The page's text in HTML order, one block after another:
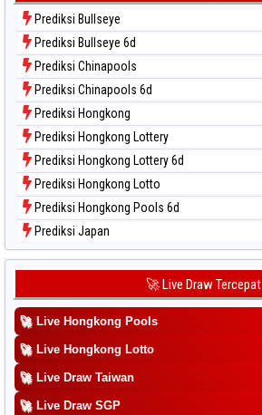
Data Togel Sydney Lotto
Data Togel Sydney Pools 6d
Data Togel Taipei
Data Togel Taiwan
Prediksi Bullseye
Prediksi Bullseye 6d
Prediksi Chinapools
Prediksi Chinapools 6d
Prediksi Hongkong
Prediksi Hongkong Lottery
Prediksi Hongkong Lottery 6d
Prediksi Hongkong Lotto
Prediksi Hongkong Pools 6d
Prediksi Japan
Prediksi Japan 6d
Prediksi Kuda Lari
Prediksi Magnum Cambodia
Prediksi Nagoya
Prediksi North Carolina Day
🚀 Live Draw Tercepat
🚀 Live Hongkong Pools
🚀 Live Hongkong Lotto
🚀 Live Draw Taiwan
🚀 Live Draw SGP